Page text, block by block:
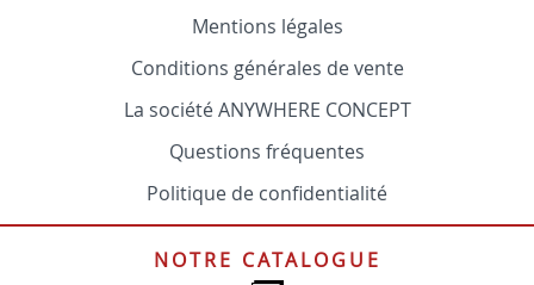
Mentions légales
Conditions générales de vente
La société ANYWHERE CONCEPT
Questions fréquentes
Politique de confidentialité
NOTRE CATALOGUE